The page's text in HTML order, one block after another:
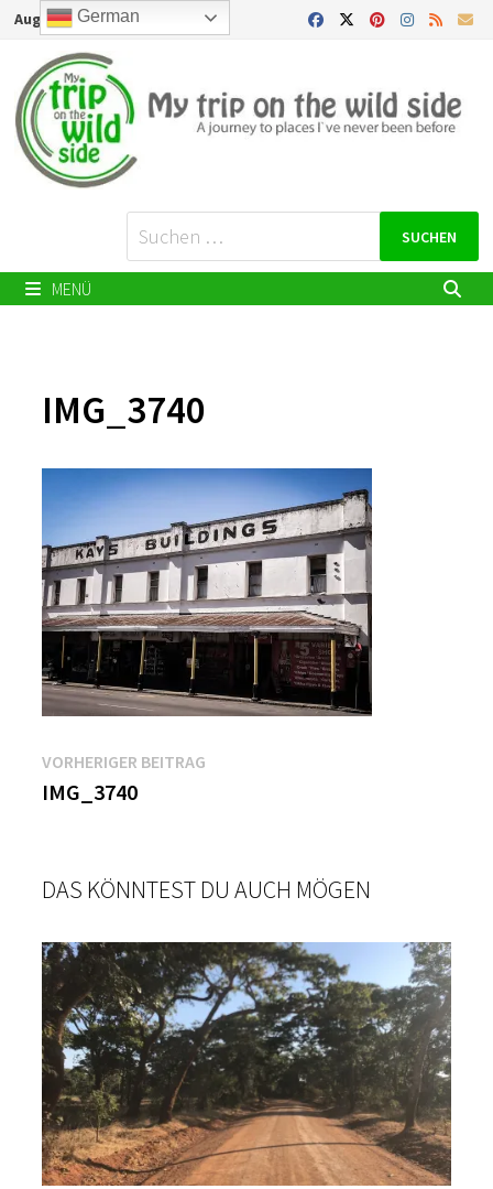
Zurück
Inhalt
August 9, 2026
Suchen
nach:
MENÜ
IMG_3740
Beitragsnavigation
VORHERIGER BEITRAG
IMG_3740
DAS KÖNNTEST DU AUCH MÖGEN
German